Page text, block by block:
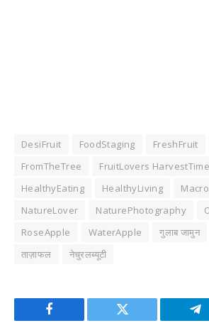
DesiFruit FoodStaging FreshFruit
FromTheTree
FruitLovers HarvestTime
HealthyEating
HealthyLiving
NatureLover
NaturePhotography
RoseApple
WaterApple गुलाब जामुन
ताज़ाफल
नेचुरलब्यूटी
Facebook Twitter